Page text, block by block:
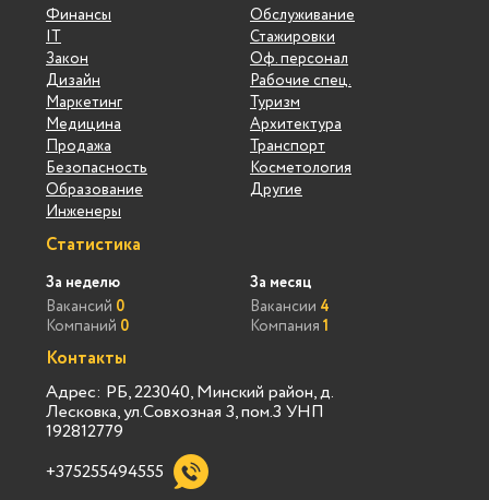
Финансы
IT
Закон
Дизайн
Маркетинг
Медицина
Продажа
Безопасность
Образование
Инженеры
Обслуживание
Стажировки
Оф. персонал
Рабочие спец.
Туризм
Архитектура
Транспорт
Косметология
Другие
Статистика
За неделю
Вакансий 0
Компаний 0
За месяц
Вакансии 4
Компания 1
Контакты
Адрес: РБ, 223040, Минский район, д.
Лесковка, ул.Совхозная 3, пом.3 УНП
192812779
+375255494555